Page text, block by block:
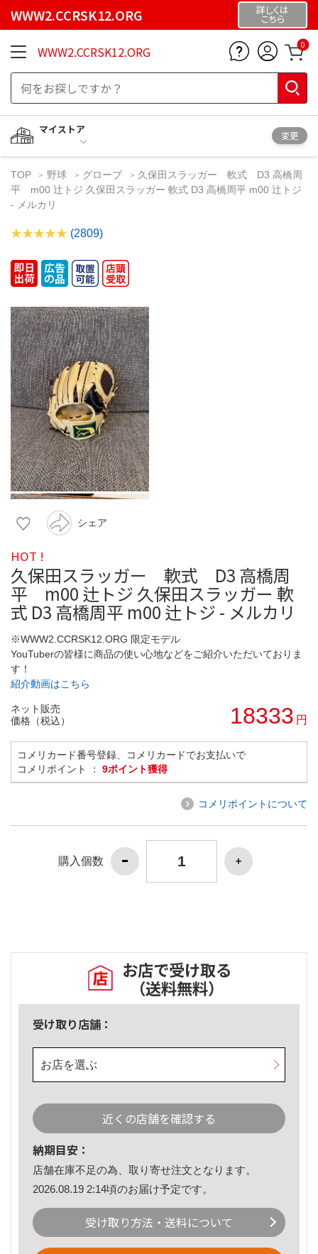
WWW2.CCRSK12.ORG 詳しくは
こちら
WWW2.CCRSK12.ORG 0
マイストア
変更
TOP 野球 グローブ
久保田スラッガー 軟式 D3 高橋周
平 m00 辻トジ 久保田スラッガー 軟式 D3 高橋周平 m00 辻トジ
- メルカリ
(2809)
シェア
HOT !
久保田スラッガー 軟式 D3 高橋周
平 m00 辻トジ 久保田スラッガー 軟
式 D3 高橋周平 m00 辻トジ - メルカリ
※WWW2.CCRSK12.ORG 限定モデル
YouTuberの皆様に商品の使い心地などをご紹介いただいておりま
す！
紹介動画はこちら
ネット販売
価格（税込）
18333 円
コメリカード番号登録、コメリカードでお支払いで
コメリポイント ： 9ポイント獲得
コメリポイントについて
購入個数
お店で受け取る
（送料無料）
受け取り店舗：
お店を選ぶ
近くの店舗を確認する
納期目安：
店舗在庫不足の為、取り寄せ注文となります。
2026.08.19 2:14頃のお届け予定です。
受け取り方法・送料について